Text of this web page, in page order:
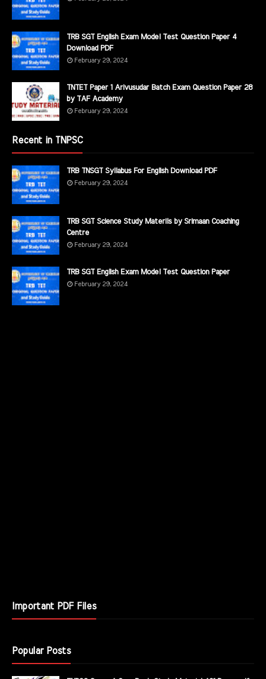
TRB SGT English Exam Model Test Question Paper 4
Download PDF
February 29, 2024
TNTET Paper 1 Arivusudar Batch Exam Question Paper 28
by TAF Academy
February 29, 2024
Recent in TNPSC
TRB TNSGT Syllabus For English Download PDF
February 29, 2024
TRB SGT Science Study Materils by Srimaan Coaching
Centre
February 29, 2024
TRB SGT English Exam Model Test Question Paper
February 29, 2024
Important PDF Files
Popular Posts